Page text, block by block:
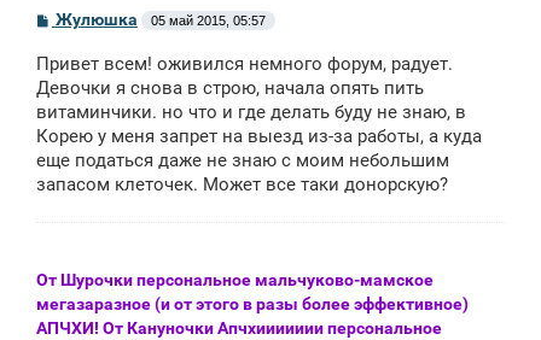
С
б
щ
н
и
Жулюшка 05 май 2015, 05:57
Привет всем! оживился немного форум, радует.
Девочки я снова в строю, начала опять пить
витаминчики. но что и где делать буду не знаю, в
Корею у меня запрет на выезд из-за работы, а куда
еще податься даже не знаю с моим небольшим
запасом клеточек. Может все таки донорскую?
От Шурочки персональное мальчуково-мамское
мегазаразное (и от этого в разы более эффективное)
АПЧХИ! От Кануночки Апчхиииииии персональное